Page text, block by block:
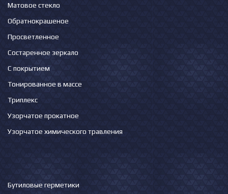
Матовое стекло
Обратнокрашеное
Просветленное
Состаренное зеркало
С покрытием
Тонированное в массе
Триплекс
Узорчатое прокатное
Узорчатое химического травления
Бутиловые герметики